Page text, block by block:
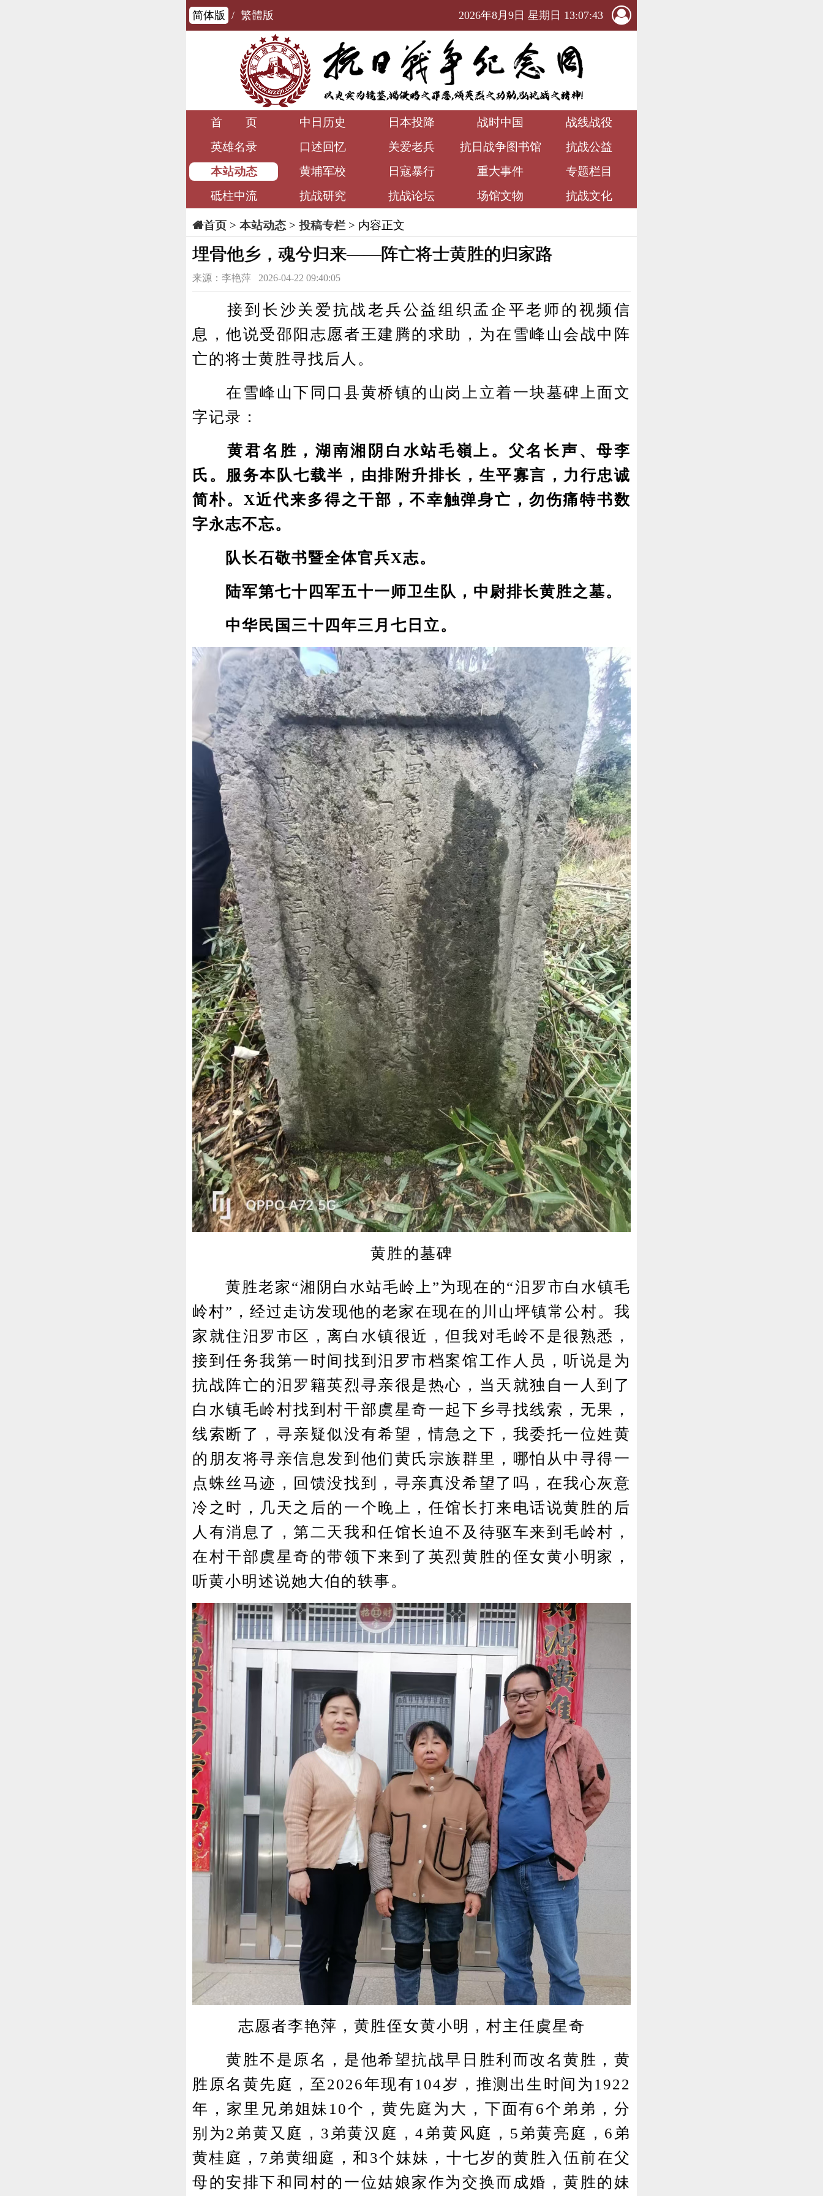
简体版 / 繁體版 2026年8月9日 星期日 13:07:44
首 页 中日历史 日本投降 战时中国
战线战役
英雄名录
口述回忆 关爱老兵 抗日战争图书馆
抗战公益
本站动态
黄埔军校 日寇暴行 重大事件
专题栏目
砥柱中流
抗战研究 抗战论坛 场馆文物 抗战文化
首页> 本站动态 > 投稿专栏 > 内容正文
埋骨他乡，魂兮归来——阵亡将士黄胜的归家路
来源：李艳萍 2026-04-22 09:40:05
接到长沙关爱抗战老兵公益组织孟企平老师的视频信
息，他说受邵阳志愿者王建腾的求助，为在雪峰山会战中阵
亡的将士黄胜寻找后人。
在雪峰山下同口县黄桥镇的山岗上立着一块墓碑上面文
字记录：
黄君名胜，湖南湘阴白水站毛嶺上。父名长声、母李
氏。服务本队七载半，由排附升排长，生平寡言，力行忠诚
简朴。X近代来多得之干部，不幸触弹身亡，勿伤痛特书数
字永志不忘。
队长石敬书暨全体官兵X志。
陆军第七十四军五十一师卫生队，中尉排长黄胜之墓。
中华民国三十四年三月七日立。
黄胜的墓碑
黄胜老家“湘阴白水站毛岭上”为现在的“汨罗市白水镇毛
岭村”，经过走访发现他的老家在现在的川山坪镇常公村。我
家就住汨罗市区，离白水镇很近，但我对毛岭不是很熟悉，
接到任务我第一时间找到汨罗市档案馆工作人员，听说是为
抗战阵亡的汨罗籍英烈寻亲很是热心，当天就独自一人到了
白水镇毛岭村找到村干部虞星奇一起下乡寻找线索，无果，
线索断了，寻亲疑似没有希望，情急之下，我委托一位姓黄
的朋友将寻亲信息发到他们黄氏宗族群里，哪怕从中寻得一
点蛛丝马迹，回馈没找到，寻亲真没希望了吗，在我心灰意
冷之时，几天之后的一个晚上，任馆长打来电话说黄胜的后
人有消息了，第二天我和任馆长迫不及待驱车来到毛岭村，
在村干部虞星奇的带领下来到了英烈黄胜的侄女黄小明家，
听黄小明述说她大伯的轶事。
志愿者李艳萍，黄胜侄女黄小明，村主任虞星奇
黄胜不是原名，是他希望抗战早日胜利而改名黄胜，黄
胜原名黄先庭，至2026年现有104岁，推测出生时间为1922
年，家里兄弟姐妹10个，黄先庭为大，下面有6个弟弟，分
别为2弟黄又庭，3弟黄汉庭，4弟黄风庭，5弟黄亮庭，6弟
黄桂庭，7弟黄细庭，和3个妹妹，十七岁的黄胜入伍前在父
母的安排下和同村的一位姑娘家作为交换而成婚，黄胜的妹